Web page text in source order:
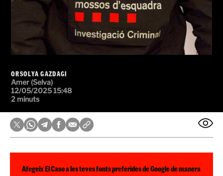
ORSOLYA GAZDAGI
Amer (Selva)
12/05/2025 15:48
2 minuts
Afegeix El Caso a les teves fonts preferides de Google de manera